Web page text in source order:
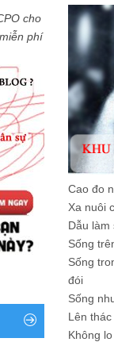
cho
phí
Cao đo
Xa nuôi
Dẫu làm
Sống
Sống
đói
Sống
Lên
Không